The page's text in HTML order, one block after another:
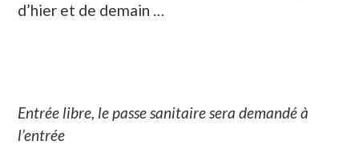
d’hier et de demain …
Entrée libre, le passe sanitaire sera demandé à
l’entrée